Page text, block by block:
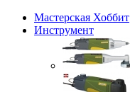
Мастерская Хоббит
Инструмент